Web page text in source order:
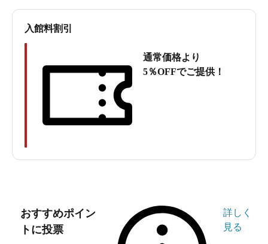
オリティが光る名店の魅力をじっくり紹介します。
2009年5月に開業し、今年で17年目を迎える「極楽湯 千
入館料割引
通常価格より
5％OFFでご提供！
おすすめポイン
トに投票
詳しく
見る